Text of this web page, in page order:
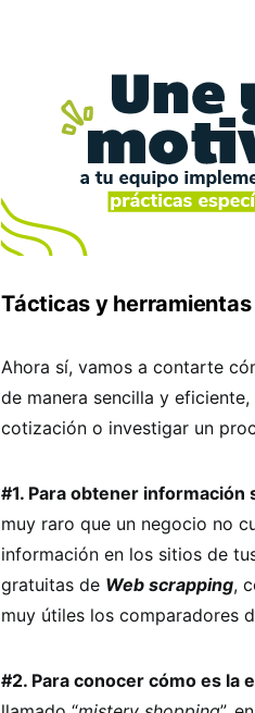
Tácticas y
Ahora sí, vamos a contarte
de manera sencilla y
cotización o investigar un
#1. Para obtener
muy raro que un negocio no
información en los sitios de
gratuitas de Web scrapping,
muy útiles los comparadores
#2. Para conocer cómo es la